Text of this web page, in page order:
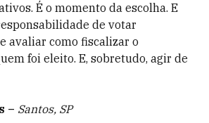
É o momento da escolha. E
de votar
avaliar como fiscalizar o
foi eleito. E, sobretudo, agir de
– Santos, SP